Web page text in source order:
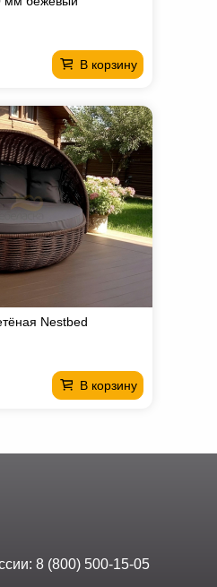
В корзину
Nestbed
В корзину
8 (800) 500-15-05